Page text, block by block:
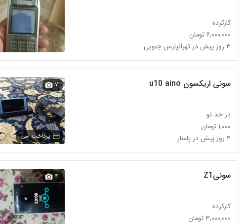
کارکرده
۶,۰۰۰,۰۰۰ تومان
۳ روز پیش در تهرانپارس جنوبی
سونی اریکسون u10 aino
در حد نو
۱,۰۰۰ تومان
۴ روز پیش در پامنار
۷
پرداخت امن
سونیZ1
کارکرده
۳,۰۰۰,۰۰۰ تومان
۴